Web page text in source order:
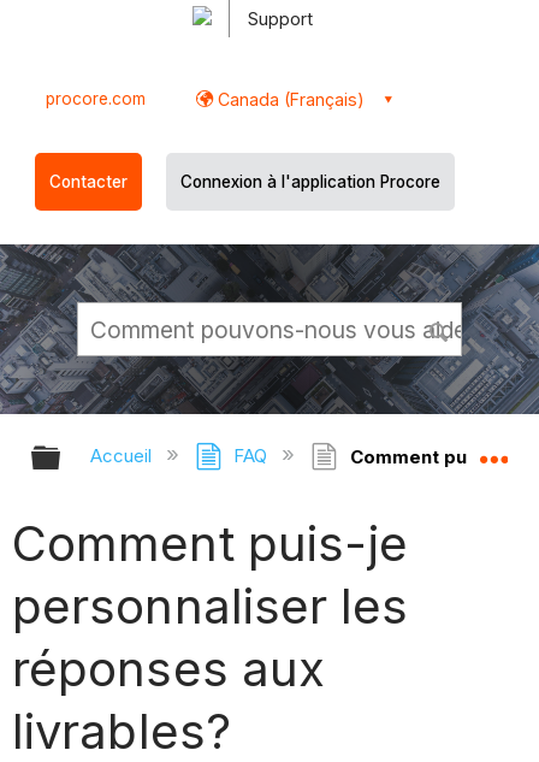
Support
procore.com Canada (Français)
Contacter Connexion à l'application Procore
Développer/réduire la hiérarchie
Accueil FAQ Comment puis-je
Comment puis-je
personnaliser les
réponses aux
livrables?